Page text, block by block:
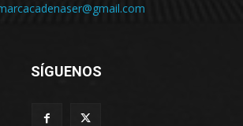
SÍGUENOS